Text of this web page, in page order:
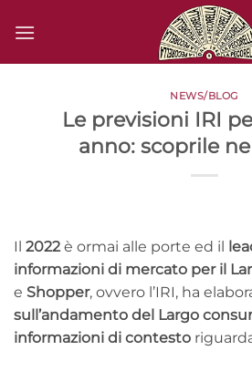
NEWS/BLOG
Le previsioni IRI
anno: scoprile
Il 2022 è ormai alle porte ed il
informazioni di mercato per il
e Shopper, ovvero l’IRI, ha
sull’andamento del Largo
informazioni di contesto